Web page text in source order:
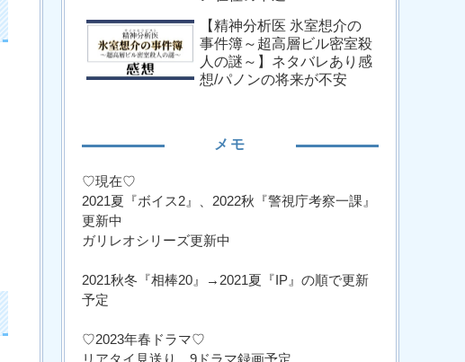
【精神分析医 氷室想介の
事件簿～超高層ビル密室殺
人の謎～】ネタバレあり感
想/パノンの将来が不安
メモ
♡現在♡
2021夏『ボイス2』、2022秋『警視庁考察一課』
更新中
ガリレオシリーズ更新中
2021秋冬『相棒20』→2021夏『IP』の順で更新
予定
♡2023年春ドラマ♡
リアタイ見送り、9ドラマ録画予定